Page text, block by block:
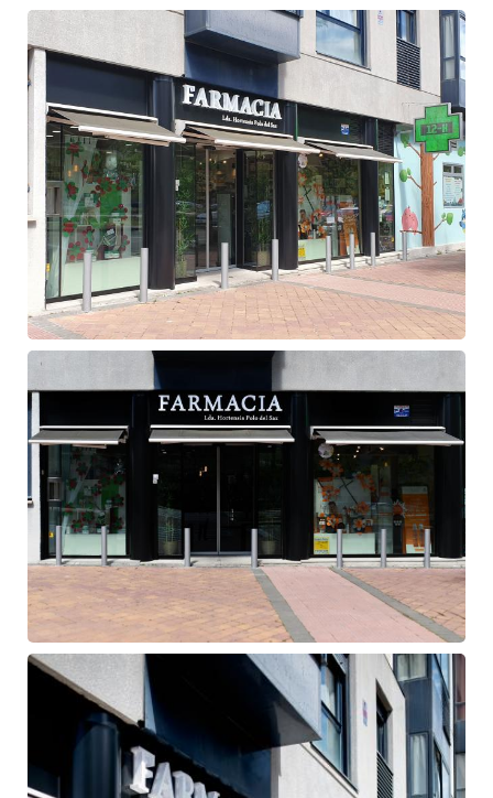
Fachada
de
farmacia
Fachada
farmacia
Fachada
farmacia